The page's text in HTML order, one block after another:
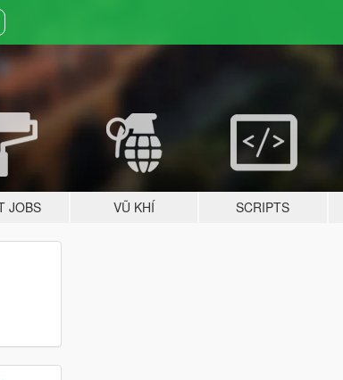
JOBS VŨ KHÍ SCRIPTS